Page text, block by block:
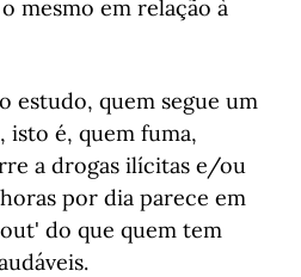
mesmo em relação à
estudo, quem segue um
isto é, quem fuma,
a drogas ilícitas e/ou
por dia parece em
do que quem tem